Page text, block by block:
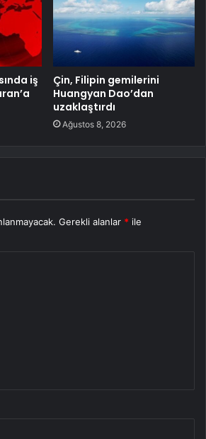
iş
Çin, Filipin gemilerini
Huangyan Dao’dan
uzaklaştırdı
Ağustos 8, 2026
Gerekli alanlar * ile